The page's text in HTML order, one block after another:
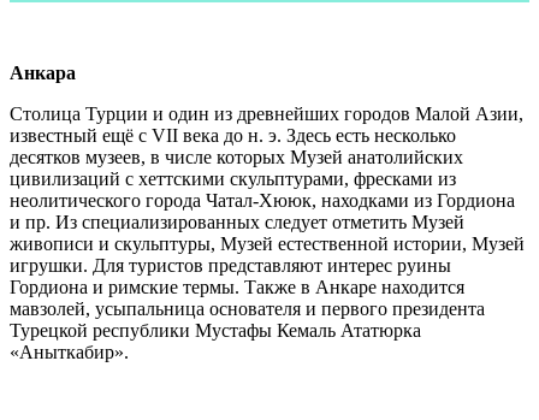
Анкара
Столица Турции и один из древнейших городов Малой Азии,
известный ещё с VII века до н. э. Здесь есть несколько
десятков музеев, в числе которых Музей анатолийских
цивилизаций с хеттскими скульптурами, фресками из
неолитического города Чатал-Хююк, находками из Гордиона
и пр. Из специализированных следует отметить Музей
живописи и скульптуры, Музей естественной истории, Музей
игрушки. Для туристов представляют интерес руины
Гордиона и римские термы. Также в Анкаре находится
мавзолей, усыпальница основателя и первого президента
Турецкой республики Мустафы Кемаль Ататюрка
«Аныткабир».